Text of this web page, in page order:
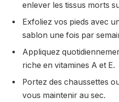
enlever les tissus morts
Exfoliez vos pieds avec
sablon une fois par
Appliquez
riche en vitamines A et E.
Portez des chaussettes
vous maintenir au sec.